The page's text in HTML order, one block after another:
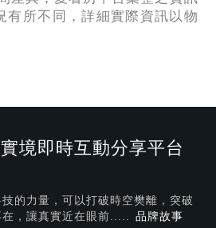
有所不同，詳細實際資訊以物
境即時互動分享平台
的力量，可以打破時空樊離，突破
， 讓真實近在眼前..... 品牌故事